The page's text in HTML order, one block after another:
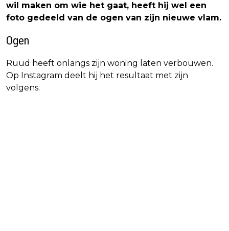
wil maken om wie het gaat, heeft hij wel een
foto gedeeld van de ogen van zijn nieuwe vlam.
Ogen
Ruud heeft onlangs zijn woning laten verbouwen.
Op Instagram deelt hij het resultaat met zijn
volgens.